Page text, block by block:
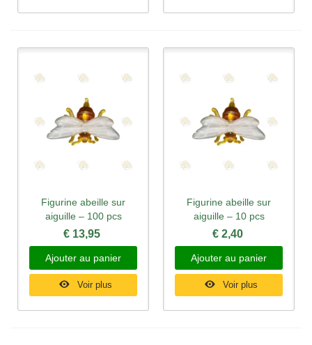
Figurine abeille sur
aiguille – 100 pcs
€ 13,95
Ajouter au panier
Voir plus
Figurine abeille sur
aiguille – 10 pcs
€ 2,40
Ajouter au panier
Voir plus